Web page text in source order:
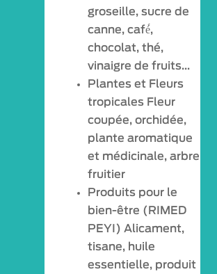
groseille, sucre de
canne, café́,
chocolat, thé,
vinaigre de fruits…
Plantes et Fleurs
tropicales Fleur
coupée, orchidée,
plante aromatique
et médicinale, arbre
fruitier
Produits pour le
bien-être (RIMED
PEYI) Alicament,
tisane, huile
essentielle, produit